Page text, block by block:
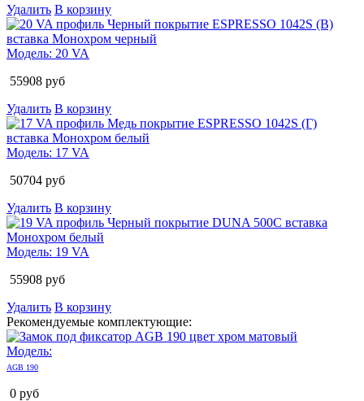
Удалить В корзину
Модель: 20 VA
55908 руб
Удалить В корзину
Модель: 17 VA
50704 руб
Удалить В корзину
Модель: 19 VA
55908 руб
Удалить В корзину
Рекомендуемые комплектующие:
Модель:
AGB 190
0 руб